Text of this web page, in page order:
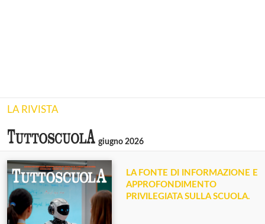
LA RIVISTA
giugno 2026
LA FONTE DI INFORMAZIONE E
APPROFONDIMENTO
PRIVILEGIATA SULLA SCUOLA.